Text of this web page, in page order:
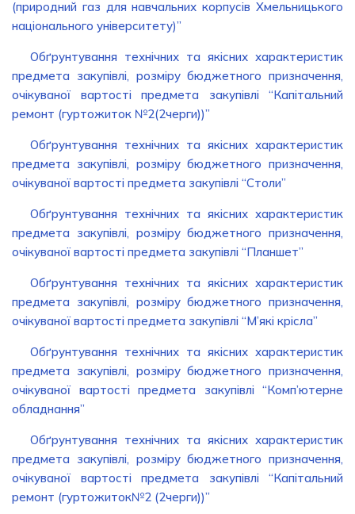
(природний газ для навчальних корпусів Хмельницького
національного університету)”
Обґрунтування технічних та якісних характеристик
предмета закупівлі, розміру бюджетного призначення,
очікуваної вартості предмета закупівлі “Капітальний
ремонт (гуртожиток №2(2черги))”
Обґрунтування технічних та якісних характеристик
предмета закупівлі, розміру бюджетного призначення,
очікуваної вартості предмета закупівлі “Столи”
Обґрунтування технічних та якісних характеристик
предмета закупівлі, розміру бюджетного призначення,
очікуваної вартості предмета закупівлі “Планшет”
Обґрунтування технічних та якісних характеристик
предмета закупівлі, розміру бюджетного призначення,
очікуваної вартості предмета закупівлі “М’які крісла”
Обґрунтування технічних та якісних характеристик
предмета закупівлі, розміру бюджетного призначення,
очікуваної вартості предмета закупівлі “Комп’ютерне
обладнання”
Обґрунтування технічних та якісних характеристик
предмета закупівлі, розміру бюджетного призначення,
очікуваної вартості предмета закупівлі “Капітальний
ремонт (гуртожиток№2 (2черги))”